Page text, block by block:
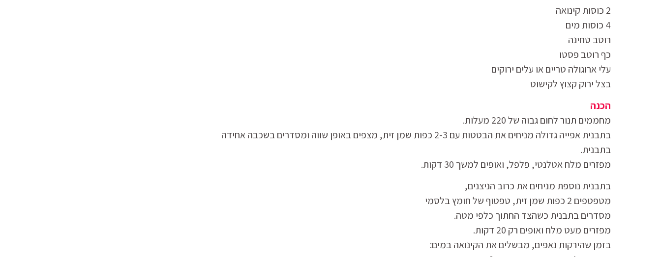
2 כוסות קינואה
4 כוסות מים
רוטב טחינה
כף רוטב פסטו
עלי ארוגולה טריים או עלים ירוקים
בצל ירוק קצוץ לקישוט
הכנה
מחממים תנור לחום גבוה של 220 מעלות.
בתבנית אפייה גדולה מניחים את הבטטות עם 2-3 כפות שמן זית, מצפים באופן שווה ומסדרים בשכבה אחידה
בתבנית.
מפזרים מלח אטלנטי, פלפל, ואופים למשך 30 דקות.
בתבנית נוספת מניחים את כרוב הניצנים,
מטפטפים 2 כפות שמן זית, טפטוף של חומץ בלסמי
מסדרים בתבנית כשהצד החתוך כלפי מטה.
מפזרים מעט מלח ואופים רק 20 דקות.
בזמן שהירקות נאפים, מבשלים את הקינואה במים: